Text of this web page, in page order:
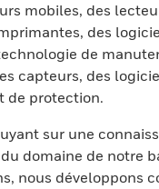
mobiles, des
des
de
capteurs, des
de protection.
sur une
domaine de notre
nous développons